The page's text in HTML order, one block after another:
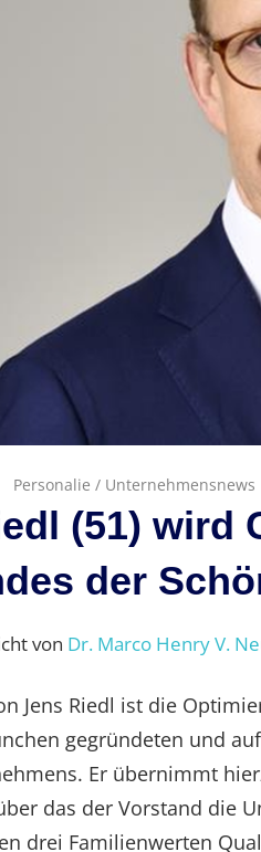
Personalie / Unternehmensnews
(51) wird
der
von Dr. Marco Henry V.
Jens Riedl ist die
gegründeten und
Er übernimmt
das der Vorstand die
drei Familienwerten